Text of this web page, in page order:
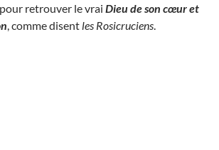
retrouver le vrai Dieu de son cœur et
, comme disent les Rosicruciens